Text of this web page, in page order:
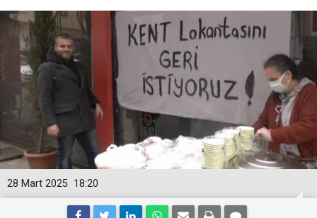
18:20
28 Mart 2025